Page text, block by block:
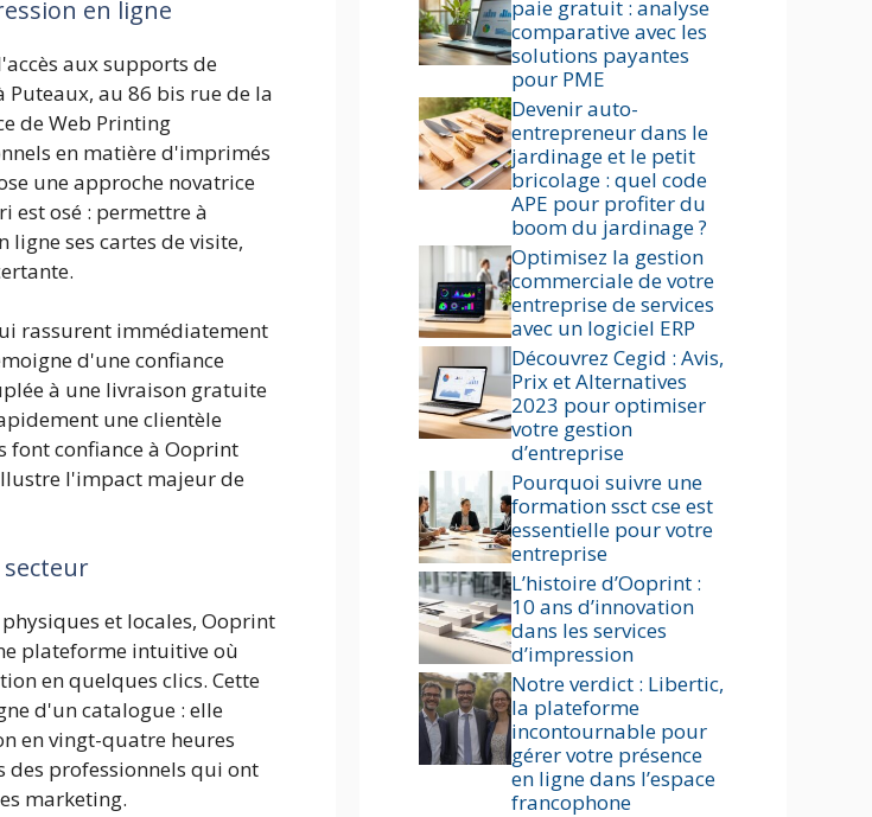
en ligne
aux supports de
au 86 bis rue de la
de Web Printing
en matière d'imprimés
une approche novatrice
est osé : permettre à
ses cartes de visite,
rassurent immédiatement
d'une confiance
à une livraison gratuite
une clientèle
font confiance à Ooprint
l'impact majeur de
et locales, Ooprint
plateforme intuitive où
en quelques clics. Cette
d'un catalogue : elle
en vingt-quatre heures
professionnels qui ont
marketing.
paie gratuit : analyse
comparative avec les
solutions payantes
pour PME
Devenir auto-
entrepreneur dans le
jardinage et le petit
bricolage : quel code
APE pour profiter du
boom du jardinage ?
Optimisez la gestion
commerciale de votre
entreprise de services
avec un logiciel ERP
Découvrez Cegid : Avis,
Prix et Alternatives
2023 pour optimiser
votre gestion
d’entreprise
Pourquoi suivre une
formation ssct cse est
essentielle pour votre
entreprise
L’histoire d’Ooprint :
10 ans d’innovation
dans les services
d’impression
Notre verdict : Libertic,
la plateforme
incontournable pour
gérer votre présence
en ligne dans l’espace
francophone